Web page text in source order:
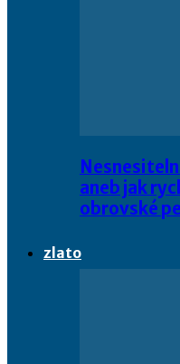
aneb jak
obrovské
zlato